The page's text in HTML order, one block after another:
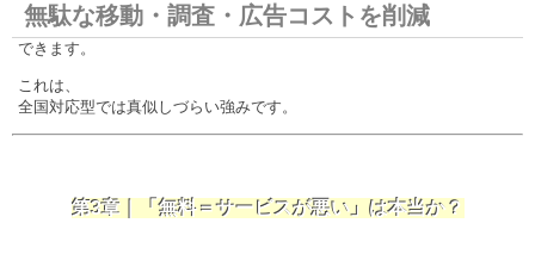
無駄な移動・調査・広告コストを削減
できます。
これは、
全国対応型では真似しづらい強みです。
第3章｜「無料＝サービスが悪い」は本当か？